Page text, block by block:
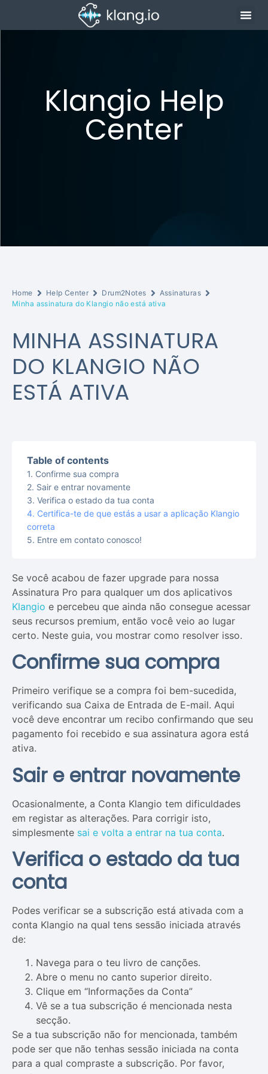
Klangio Help
Center
Home Help Center Drum2Notes
Assinaturas
Minha assinatura do Klangio não está ativa
MINHA ASSINATURA
DO KLANGIO NÃO
ESTÁ ATIVA
Table of contents
Confirme sua compra
Sair e entrar novamente
Verifica o estado da tua conta
Certifica-te de que estás a usar a aplicação Klangio
correta
Entre em contato conosco!
Se você acabou de fazer upgrade para nossa
Assinatura Pro para qualquer um dos aplicativos
Klangio e percebeu que ainda não consegue acessar
seus recursos premium, então você veio ao lugar
certo. Neste guia, vou mostrar como resolver isso.
Confirme sua compra
Primeiro verifique se a compra foi bem-sucedida,
verificando sua Caixa de Entrada de E-mail. Aqui
você deve encontrar um recibo confirmando que seu
pagamento foi recebido e sua assinatura agora está
ativa.
Sair e entrar novamente
Ocasionalmente, a Conta Klangio tem dificuldades
em registar as alterações. Para corrigir isto,
simplesmente sai e volta a entrar na tua conta.
Verifica o estado da tua
conta
Podes verificar se a subscrição está ativada com a
conta Klangio na qual tens sessão iniciada através
de:
Navega para o teu livro de canções.
Abre o menu no canto superior direito.
Clique em “Informações da Conta”
Vê se a tua subscrição é mencionada nesta
secção.
Se a tua subscrição não for mencionada, também
pode ser que não tenhas sessão iniciada na conta
para a qual compraste a subscrição. Por favor,